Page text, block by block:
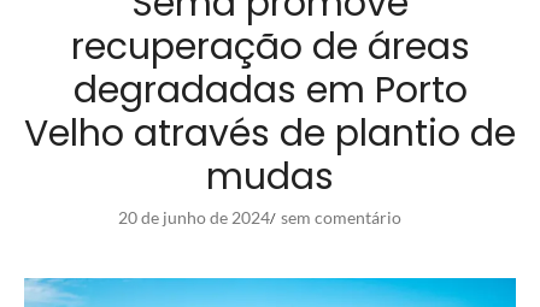
recuperação de áreas
degradadas em Porto
Velho através de plantio de
mudas
20 de junho de 2024/ sem comentário